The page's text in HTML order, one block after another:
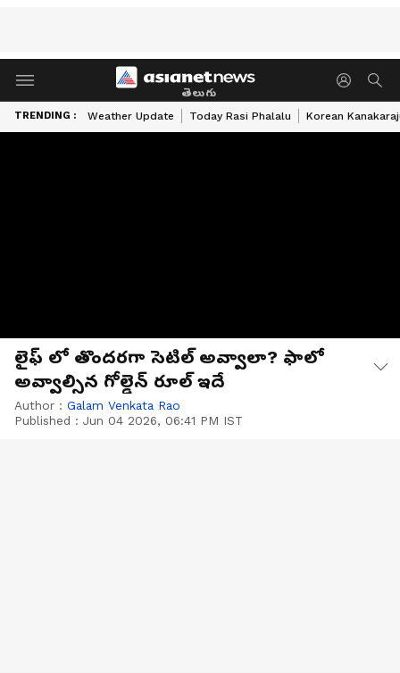
తెలుగు
TRENDING : Weather Update Today Rasi Phalalu Korean
లైఫ్ లో తొందరగా సెటిల్ అవ్వాలా? ఫాలో
అవ్వాల్సిన గోల్డెన్ రూల్ ఇదే
Author : Galam Venkata Rao
Published : Jun 04 2026, 06:41 PM IST